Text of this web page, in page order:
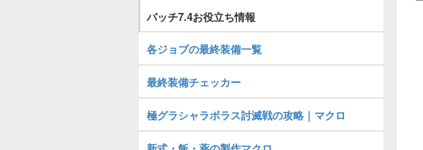
パッチ7.4お役立ち情報
各ジョブの最終装備一覧
最終装備チェッカー
極グラシャラボラス討滅戦の攻略｜マクロ